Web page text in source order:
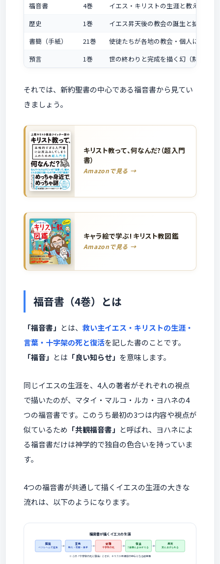
福音書
4巻
イエス・キリストの生涯と教え
歴史
1巻
イエス昇天後の教会の誕生と拡大
書簡（手紙）
21巻
使徒たちが各地の教会・個人に宛てた
預言
1巻 世の終わりと完成を描く幻（黙示録）
それでは、新約聖書の中心である福音書から見てい
きましょう。
キリスト教って、何なんだ?（超入門
書）
Amazonで見る →
キャラ絵で学ぶ! キリスト教図鑑
Amazonで見る →
福音書（4巻）とは
「福音書」 とは、 救い主イエス・キリストの生涯・
言葉・十字架の死と復活を記した書のことです。
「福音」 とは 「良い知らせ」 を意味します。
同じイエスの生涯を、4人の著者がそれぞれの視点
で描いたのが、マタイ・マルコ・ルカ・ヨハネの4
つの福音書です。このうち最初の3つは内容や視点が
似ているため 「共観福音書」 と呼ばれ、ヨハネによ
る福音書だけは神学的で独自の色合いを持っていま
す。
4つの福音書が共通して描くイエスの生涯の大きな
流れは、以下のようになります。
福音書が描くイエスの生涯
降誕
ベツレヘムで誕生
宣教
教え・奇跡・弟子
受難
十字架の死
復活
3日目によみがえる
昇天
天に上げられる
※ この「十字架の死と復活」こそが、キリスト教信仰の中心となる出来事